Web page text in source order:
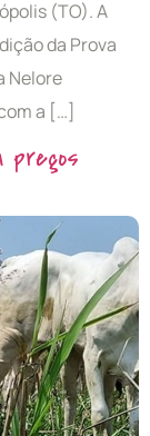
(TO). A
da Prova
Nelore
a […]
preços